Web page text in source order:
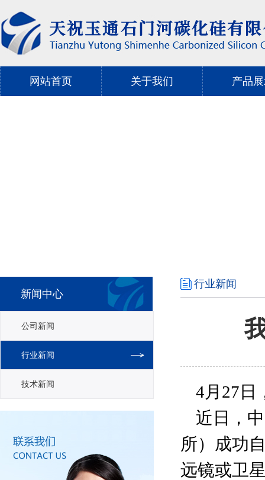
网站首页 关于我们 产品
新闻中心
公司新闻
行业新闻
技术新闻
行业新闻
4月27日
近日，
所）成功
远镜或卫